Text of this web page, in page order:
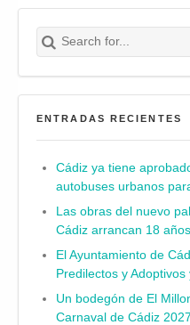
Search for:
Buscar
ENTRADAS RECIENTES
Cádiz ya tiene
autobuses urbanos
Las obras del nuevo
Cádiz arrancan 18
El Ayuntamiento de
Predilectos y
Un bodegón de El
Carnaval de Cádiz 2027